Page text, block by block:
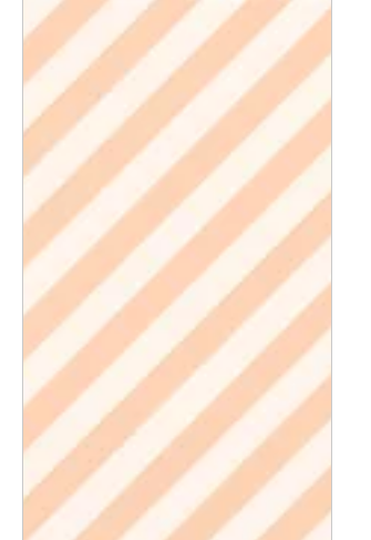
卒業後の進路
【スポーツファーマシスト】選手のドーピ
ングに関する不安に寄り添っていきたい。
スポーツファーマシスト（以下「SP」）の資格
は、日本アンチドーピング機構（JADA）によ
り認定される。資格を保有する薬剤師は、禁止
薬物に関する正確な知識に基づき選手たちに薬
の使い方の指導やアンチドーピング（以下
「AD」）の啓発活動を行っている。